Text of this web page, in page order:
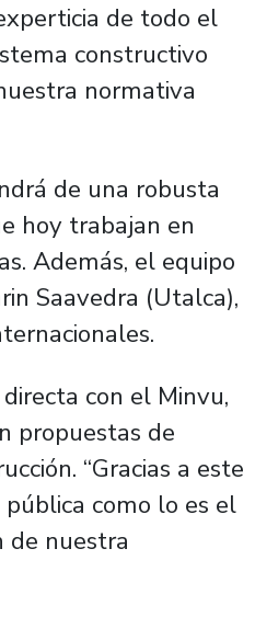
de todo el
constructivo
normativa
de una robusta
hoy trabajan en
Además, el equipo
Saavedra (Utalca),
con el Minvu,
propuestas de
“Gracias a este
como lo es el
de nuestra